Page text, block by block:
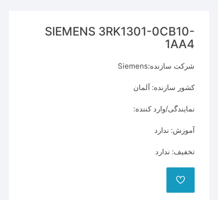
SIEMENS 3RK1301-0CB10-
1AA4
شرکت سازنده:Siemens
کشور سازنده: آلمان
نمایندگی/وارد کننده:
آموزش: ندارد
تخفیف: ندارد
ADD